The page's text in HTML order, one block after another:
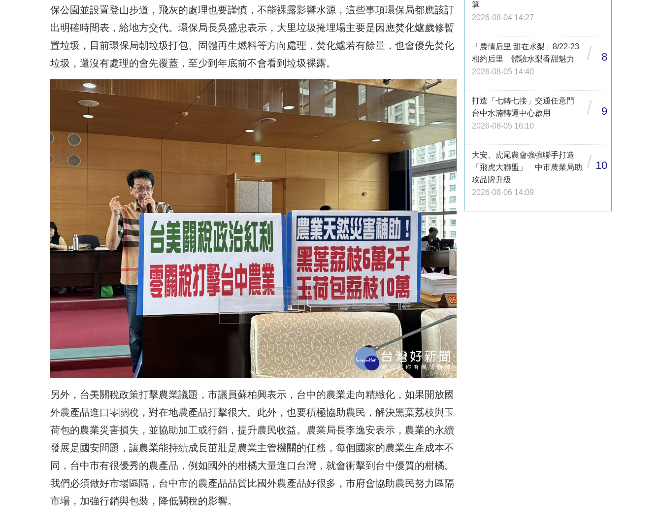
保公園並設置登山步道，飛灰的處理也要謹慎，不能裸露影響水源，這些事項環保局都應該訂
出明確時間表，給地方交代。環保局長吳盛忠表示，大里垃圾掩埋場主要是因應焚化爐歲修暫
置垃圾，目前環保局朝垃圾打包、固體再生燃料等方向處理，焚化爐若有餘量，也會優先焚化
垃圾，還沒有處理的會先覆蓋，至少到年底前不會看到垃圾裸露。
另外，台美關稅政策打擊農業議題，市議員蘇柏興表示，台中的農業走向精緻化，如果開放國
外農產品進口零關稅，對在地農產品打擊很大。此外，也要積極協助農民，解決黑葉荔枝與玉
荷包的農業災害損失，並協助加工或行銷，提升農民收益。農業局長李逸安表示，農業的永續
發展是國安問題，讓農業能持續成長茁壯是農業主管機關的任務，每個國家的農業生產成本不
同，台中市有很優秀的農產品，例如國外的柑橘大量進口台灣，就會衝擊到台中優質的柑橘。
我們必須做好市場區隔，台中市的農產品品質比國外農產品好很多，市府會協助農民努力區隔
市場，加強行銷與包裝，降低關稅的影響。
算
2026-08-04 14:27
「農情后里 甜在水梨」8/22-23
相約后里 體驗水梨香甜魅力
2026-08-05 14:40
/ 8
打造「七轉七接」交通任意門
台中水湳轉運中心啟用
2026-08-05 16:10
/ 9
大安、虎尾農會強強聯手打造
「飛虎大聯盟」 中市農業局助
攻品牌升級
2026-08-06 14:09
/ 10